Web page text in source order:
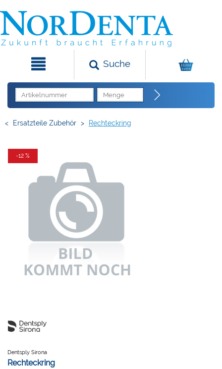
Suche
< Ersatzteile Zubehör > Rechteckring
-12 %
Dentsply Sirona
Rechteckring